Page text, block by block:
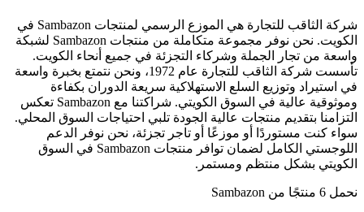
شركة الثاقب للتجارة هي الموزع الرسمي لمنتجات Sambazon في
الكويت. نحن نوفر مجموعة متكاملة من منتجات Sambazon لشبكة
واسعة من تجار الجملة وشركاء التجزئة في جميع أنحاء الكويت.
تأسست شركة الثاقب للتجارة عام 1972، ونحن نتمتع بخبرة واسعة
في استيراد وتوزيع السلع الاستهلاكية سريعة الدوران بكفاءة
وموثوقية عالية في السوق الكويتي. شراكتنا مع Sambazon تعكس
التزامنا بتقديم منتجات عالية الجودة تلبي احتياجات السوق المحلي.
سواء كنت مستوردًا أو موزعًا أو تاجر تجزئة، نحن نوفر الدعم
اللوجستي الكامل لضمان توافر منتجات Sambazon في السوق
الكويتي بشكل منتظم ومستمر.
نحمل 6 منتجًا من Sambazon